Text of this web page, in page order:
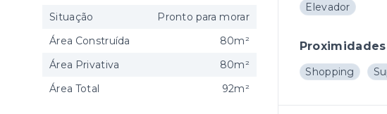
Elevador
Proximidades
Shopping
Situação
Pronto para morar
Área Construída
80m²
Área Privativa
80m²
Área Total
92m²